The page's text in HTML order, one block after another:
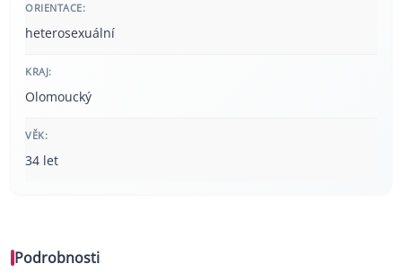
ORIENTACE:
heterosexuální
KRAJ:
Olomoucký
VĚK:
34 let
Podrobnosti